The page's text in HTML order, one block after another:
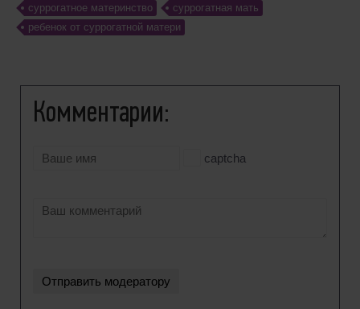
cуррогатное материнство
суррогатная мать
ребенок от суррогатной матери
Комментарии:
captcha